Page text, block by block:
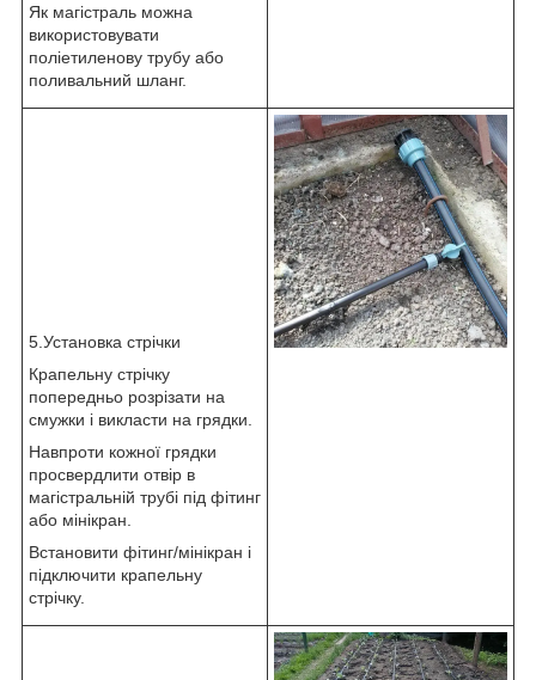
Як магістраль можна
використовувати
поліетиленову трубу або
поливальний шланг.
5.Установка стрічки
Крапельну стрічку
попередньо розрізати на
смужки і викласти на грядки.
Навпроти кожної грядки
просвердлити отвір в
магістральній трубі під фітинг
або мінікран.
Встановити фітинг/мінікран і
підключити крапельну
стрічку.